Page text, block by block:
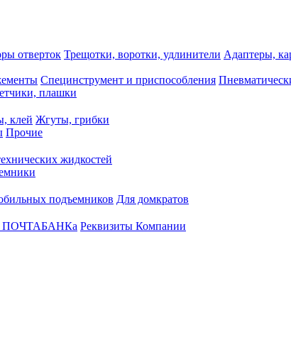
отверток Трещотки, воротки, удлинители Адаптеры,
Специнструмент и приспособления
плашки
клей Жгуты, грибки
Прочие
жидкостей
подъемников Для домкратов
ПОЧТАБАНКа Реквизиты Компании